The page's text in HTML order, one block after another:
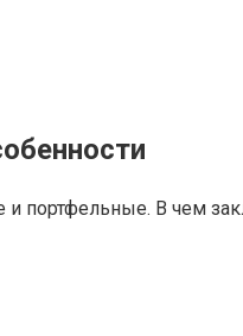
портфельные. В чем